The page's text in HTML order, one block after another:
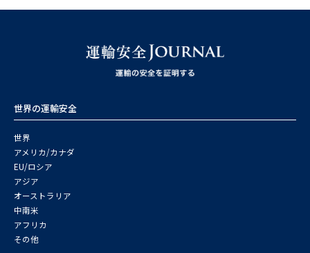
世界の運輸安全
世界
アメリカ/カナダ
EU/ロシア
アジア
オーストラリア
中南米
アフリカ
その他